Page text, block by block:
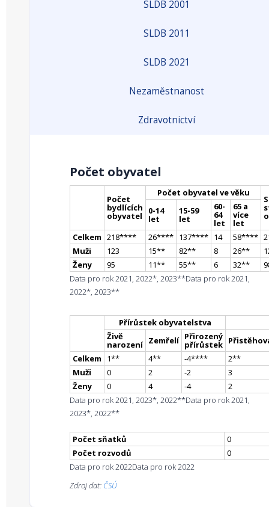
SLDB 2001
SLDB 2011
SLDB 2021
Nezaměstnanost
Zdravotnictví
Počet obyvatel
Počet
bydlících
obyvatel
Počet obyvatel ve věku
0-14
let
15-59
let
60-
64
let
65 a
více
let
Celkem 218**** 26**** 137**** 14 58****
Muži
123 15** 82** 8 26**
Ženy
95 11** 55** 6 32**
Data pro rok 2021, 2022*, 2023**Data pro rok 2021,
2022*, 2023**
Přírůstek obyvatelstva
Živě
narození Zemřelí Přirozený
přírůstek
Celkem
1** 4** -4**** 2**
Muži
0 2 -2
3
Ženy
0 4 -4
2
Data pro rok 2021, 2023*, 2022**Data pro rok 2021,
2023*, 2022**
Počet sňatků
0
Počet rozvodů
0
Data pro rok 2022Data pro rok 2022
Zdroj dat: ČSÚ